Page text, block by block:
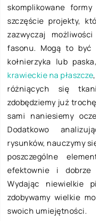
skomplikowane
szczęście projekty,
zazwyczaj
fasonu. Mogą to być
kołnierzyka lub
krawieckie na płaszcze
różniących się
zdobędziemy już
sami naniesiemy
Dodatkowo
rysunków, nauczymy
poszczególne
efektownie i dobrze
Wydając niewielkie
zdobywamy wielkie
swoich umiejętności.